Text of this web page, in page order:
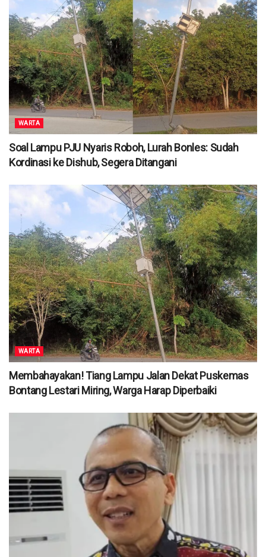
WARTA
Soal Lampu PJU Nyaris Roboh, Lurah Bonles: Sudah
Kordinasi ke Dishub, Segera Ditangani
WARTA
Membahayakan! Tiang Lampu Jalan Dekat Puskemas
Bontang Lestari Miring, Warga Harap Diperbaiki